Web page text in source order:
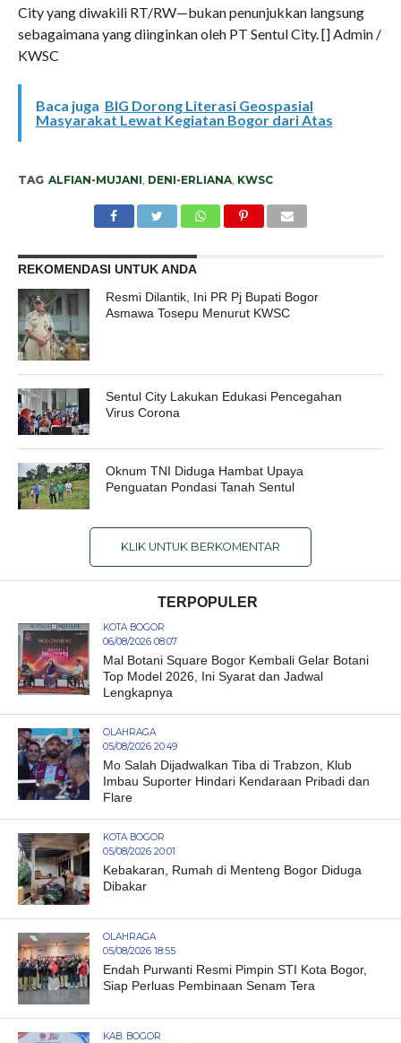
City yang diwakili RT/RW—bukan penunjukkan langsung
sebagaimana yang diinginkan oleh PT Sentul City. [] Admin /
KWSC
Baca juga BIG Dorong Literasi Geospasial
Masyarakat Lewat Kegiatan Bogor dari Atas
TAG ALFIAN-MUJANI DENI-ERLIANA, KWSC
REKOMENDASI UNTUK ANDA
Resmi Dilantik, Ini PR Pj Bupati Bogor
Asmawa Tosepu Menurut KWSC
Sentul City Lakukan Edukasi Pencegahan
Virus Corona
Oknum TNI Diduga Hambat Upaya
Penguatan Pondasi Tanah Sentul
KLIK UNTUK BERKOMENTAR
TERPOPULER
KOTA BOGOR
06/08/2026 08:07
Mal Botani Square Bogor Kembali Gelar Botani
Top Model 2026, Ini Syarat dan Jadwal
Lengkapnya
OLAHRAGA
05/08/2026 20:49
Mo Salah Dijadwalkan Tiba di Trabzon, Klub
Imbau Suporter Hindari Kendaraan Pribadi dan
Flare
KOTA BOGOR
05/08/2026 20:01
Kebakaran, Rumah di Menteng Bogor Diduga
Dibakar
OLAHRAGA
05/08/2026 18:55
Endah Purwanti Resmi Pimpin STI Kota Bogor,
Siap Perluas Pembinaan Senam Tera
KAB. BOGOR